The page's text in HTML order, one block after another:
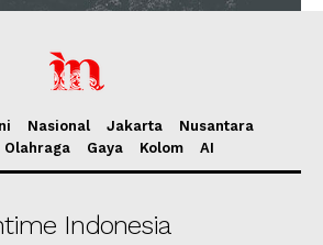
Nasional Jakarta
Nusantara
Olahraga Gaya Kolom AI
Indonesia